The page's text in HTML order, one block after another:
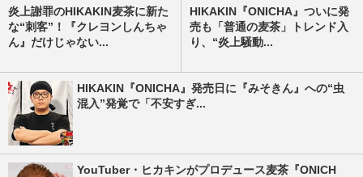
炎上謝罪のHIKAKIN麦茶に新た
な“刺客”！『クレヨンしんちゃ
ん』だけじゃない...
HIKAKIN『ONICHA』ついに発
売も「普通の麦茶」トレンド入
り、“炎上騒動...
HIKAKIN『ONICHA』発売日に『みそきん』への“虫
混入”発覚で「不安すぎ...
YouTuber・ヒカキンがプロデュース麦茶『ONICH